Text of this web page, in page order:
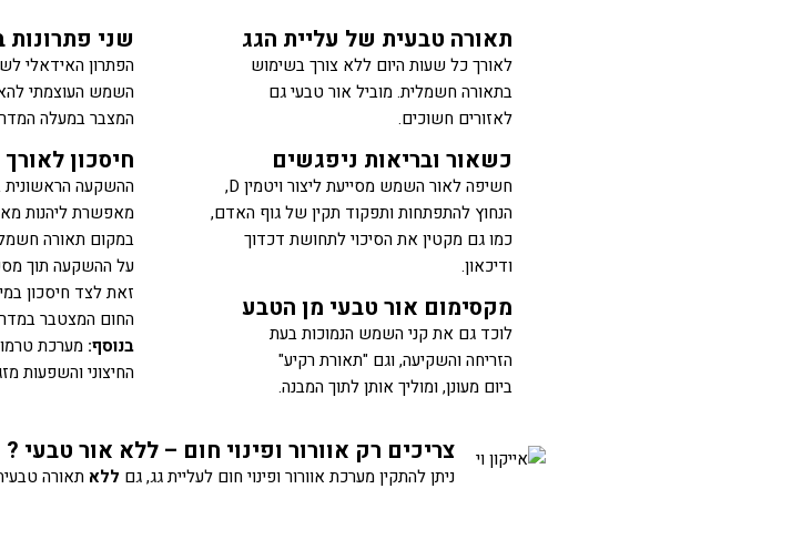
תאורה טבעית של עליית הגג
לאורך כל שעות היום ללא צורך בשימוש
בתאורה חשמלית. מוביל אור טבעי גם
לאזורים חשוכים.
כשאור ובריאות ניפגשים
חשיפה לאור השמש מסייעת ליצור ויטמין D,
הנחוץ להתפתחות ותפקוד תקין של גוף האדם,
כמו גם מקטין את הסיכוי לתחושת דכדוך
ודיכאון.
מקסימום אור טבעי מן הטבע
לוכד גם את קני השמש הנמוכות בעת
הזריחה והשקיעה, וגם "תאורת רקיע"
ביום מעונן, ומוליך אותן לתוך המבנה.
שני
הפתרון האידאלי
השמש העוצמתי
המצבר במעלה
חיסכון
ההשקעה הראשונית
מאפשרת ליהנות
במקום תאורה
על ההשקעה תוך
זאת לצד חיסכון
החום המצטבר
בנוסף: מערכת
החיצוני והשפעות
צריכים רק אוורור ופינוי חום – ללא אור טבעי ?
ניתן להתקין מערכת אוורור ופינוי חום לעליית גג, גם ללא תאורה